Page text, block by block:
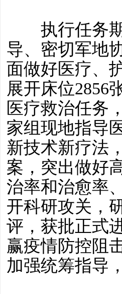
执行任务期
导、密切军地
面做好医疗、
展开床位2856
医疗救治任务
家组现地指导
新技术新疗法
案，突出做好
治率和治愈率
开科研攻关，
评，获批正式
赢疫情防控阻
加强统筹指导